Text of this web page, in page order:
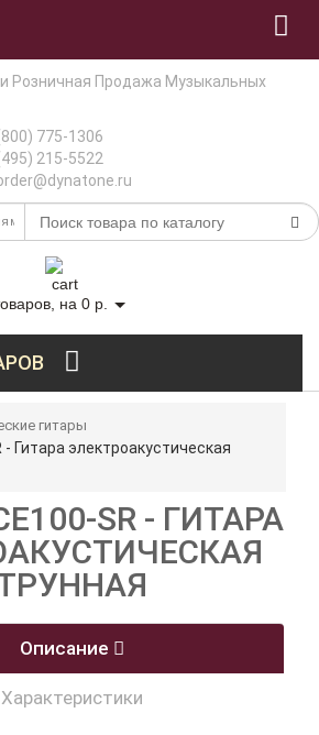
775-1306
215-5522
на 0 р.
гитары
- Гитара электроакустическая
SR - ГИТАРА
Описание
Характеристики